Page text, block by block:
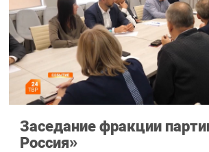
Заседание фракции
Россия»